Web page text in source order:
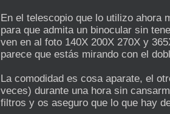
En el telescopio que lo utilizo ahora
para que admita un binocular sin
ven en al foto 140X 200X 270X y
parece que estás mirando con el
La comodidad es cosa aparate, el
veces) durante una hora sin
filtros y os aseguro que lo que hay